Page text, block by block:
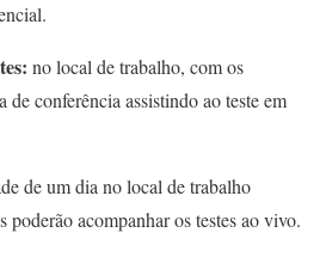
no local de trabalho, com os
de conferência assistindo ao teste em
de um dia no local de trabalho
poderão acompanhar os testes ao vivo.